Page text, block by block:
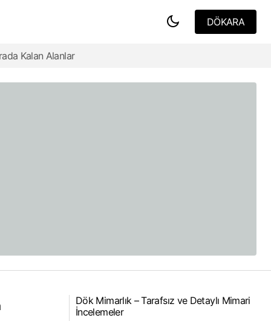
DÖKARA
Kalan Alanlar
Dök Mimarlık – Tarafsız ve Detaylı Mimari
İncelemeler